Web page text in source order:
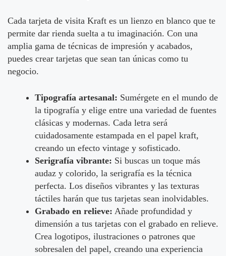
Cada tarjeta de visita Kraft es un lienzo en blanco que te
permite dar rienda suelta a tu imaginación. Con una
amplia gama de técnicas de impresión y acabados,
puedes crear tarjetas que sean tan únicas como tu
negocio.
Tipografía artesanal: Sumérgete en el mundo de
la tipografía y elige entre una variedad de fuentes
clásicas y modernas. Cada letra será
cuidadosamente estampada en el papel kraft,
creando un efecto vintage y sofisticado.
Serigrafía vibrante: Si buscas un toque más
audaz y colorido, la serigrafía es la técnica
perfecta. Los diseños vibrantes y las texturas
táctiles harán que tus tarjetas sean inolvidables.
Grabado en relieve: Añade profundidad y
dimensión a tus tarjetas con el grabado en relieve.
Crea logotipos, ilustraciones o patrones que
sobresalen del papel, creando una experiencia